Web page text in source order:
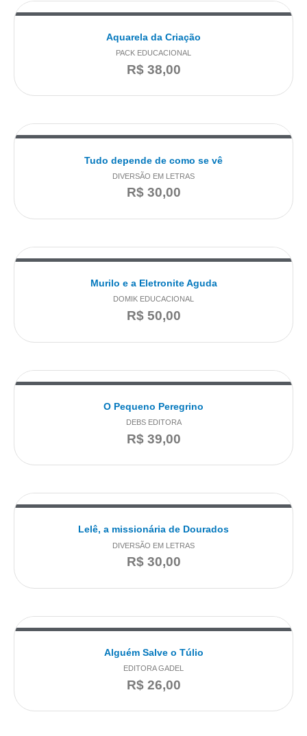
Aquarela da Criação
PACK EDUCACIONAL
R$38,00
Tudo depende de como se vê
DIVERSÃO EM LETRAS
R$30,00
Murilo e a Eletronite Aguda
DOMIK EDUCACIONAL
R$50,00
O Pequeno Peregrino
DEBS EDITORA
R$39,00
Lelê, a missionária de Dourados
DIVERSÃO EM LETRAS
R$30,00
Alguém Salve o Túlio
EDITORA GADEL
R$26,00